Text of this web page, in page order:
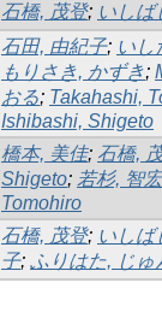
石橋, 茂登; いしば
石田, 由紀子; いし
もりさき, かずき;
おる; Takahashi,
Ishibashi, Shigeto
橋本, 美佳; 石橋,
Shigeto; 若杉, 智宏
Tomohiro
石橋, 茂登; いしば
子; ふりはた, じゅ